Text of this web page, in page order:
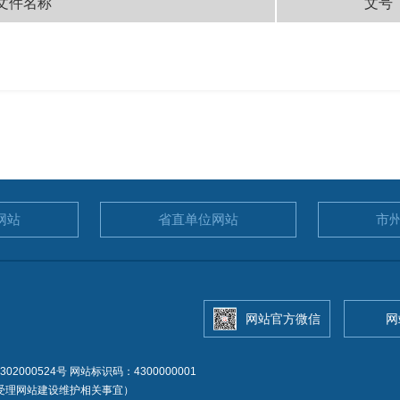
件名称 文号
站 省直单位网站 市
号 网站标识码：4300000001
网站建设维护相关事宜）
网站官方微信